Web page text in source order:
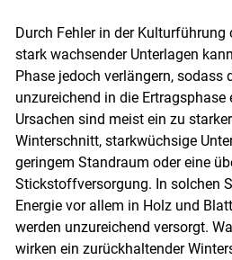
Durch Fehler in der Kulturführung
stark wachsender Unterlagen
Phase jedoch verlängern, sodass
unzureichend in die Ertragsphase
Ursachen sind meist ein zu
Winterschnitt, starkwüchsige
geringem Standraum oder eine
Stickstoffversorgung. In solchen
Energie vor allem in Holz und
werden unzureichend versorgt.
wirken ein zurückhaltender